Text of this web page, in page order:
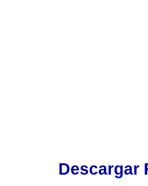
Descargar